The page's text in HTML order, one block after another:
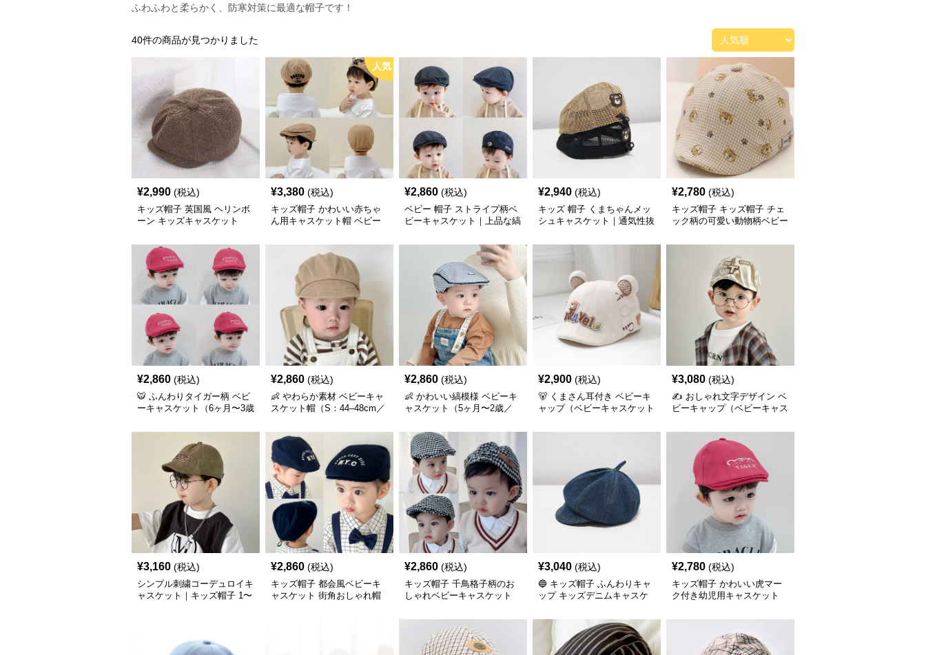
ふわふわと柔らかく、防寒対策に最適な帽子です！
40件の商品が見つかりました
¥2,990 (税込)
キッズ帽子 英国風 ヘリンボ
ーン キッズキャスケット
人気
¥3,380 (税込)
キッズ帽子 かわいい赤ちゃ
ん用キャスケット帽 ベビー
¥2,860 (税込)
ベビー 帽子 ストライプ柄ベ
ビーキャスケット｜上品な縞
2,860円（税込）
¥2,940 (税込)
キッズ 帽子 くまちゃんメッ
シュキャスケット｜通気性抜
¥2,780 (税込)
キッズ帽子 キッズ帽子 チェ
ック柄の可愛い動物柄ベビー
¥2,860 (税込)
🐯 ふんわりタイガー柄 ベビ
ーキャスケット（6ヶ月〜3歳
¥2,860 (税込)
👶 やわらか素材 ベビーキャ
スケット帽（S：44–48cm／
¥2,860 (税込)
👶 かわいい縞模様 ベビーキ
ャスケット（5ヶ月〜2歳／
¥2,900 (税込)
🐻 くまさん耳付き ベビーキ
ャップ（ベビーキャスケット
¥3,080 (税込)
✍️ おしゃれ文字デザイン ベ
ビーキャップ（ベビーキャス
¥3,160 (税込)
シンプル刺繍コーデュロイキ
ャスケット｜キッズ帽子 1〜
¥2,860 (税込)
キッズ帽子 都会風ベビーキ
ャスケット 街角おしゃれ帽
¥2,860 (税込)
キッズ帽子 千鳥格子柄のお
しゃれベビーキャスケット
¥3,040 (税込)
🔵 キッズ帽子 ふんわりキャ
ップ キッズデニムキャスケ
¥2,780 (税込)
キッズ帽子 かわいい虎マー
ク付き幼児用キャスケット